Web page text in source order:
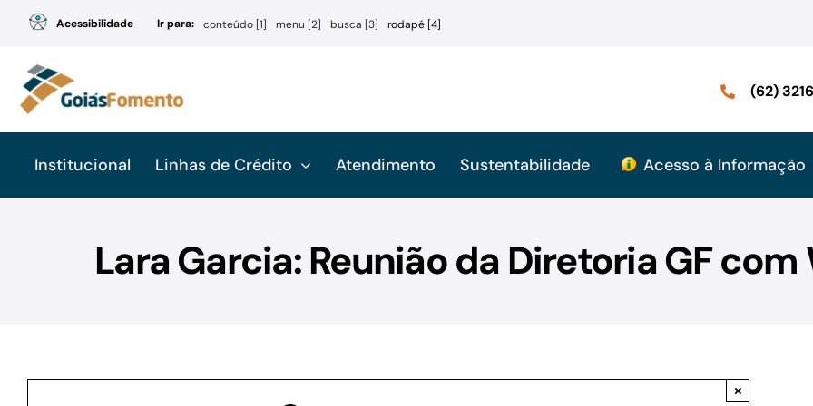
conteúdo
Acessibilidade Ir para: conteúdo [1] menu [2] busca [3] rodapé [4]
(62)
Institucional Linhas de Crédito Atendimento Sustentabilidade Acesso à Informação
Lara Garcia: Reunião da Diretoria GF com
×